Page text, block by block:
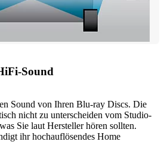
Sound
Sound von Ihren Blu-ray Discs. Die
nicht zu unterscheiden vom Studio-
Sie laut Hersteller hören sollten.
ihr hochauflösendes Home